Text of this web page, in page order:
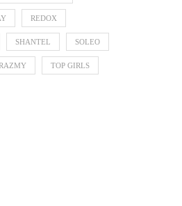
REDOX
SHANTEL SOLEO
TOP GIRLS